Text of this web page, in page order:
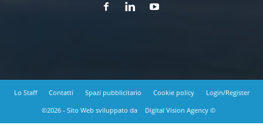
Lo Staff Contatti Spazi pubblicitario Cookie policy
Login/Register
©2026 - Sito Web sviluppato da
Digital Vision Agency ©